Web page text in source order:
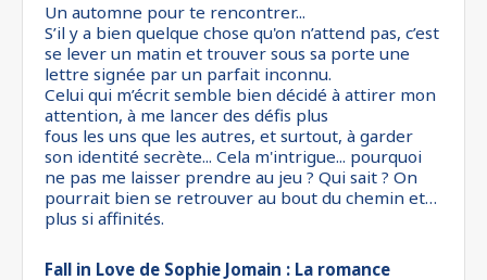
Un automne pour te rencontrer...
S’il y a bien quelque chose qu'on n’attend pas, c’est
se lever un matin et trouver sous sa porte une
lettre signée par un parfait inconnu.
Celui qui m’écrit semble bien décidé à attirer mon
attention, à me lancer des défis plus
fous les uns que les autres, et surtout, à garder
son identité secrète... Cela m'intrigue... pourquoi
ne pas me laisser prendre au jeu ? Qui sait ? On
pourrait bien se retrouver au bout du chemin et…
plus si affinités.
Fall in Love de Sophie Jomain : La romance